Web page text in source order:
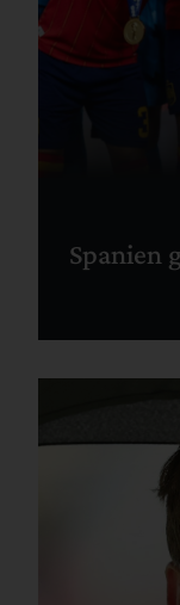
Spanien